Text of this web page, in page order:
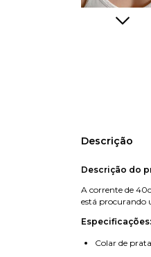
Descrição
Descrição do
A corrente de
está procurando
Especificações:
Colar de